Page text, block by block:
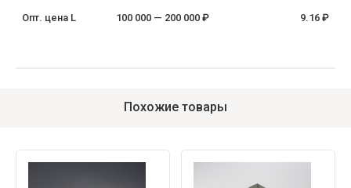
Опт. цена L 100 000 — 200 000 ₽ 9.16 ₽
Похожие товары